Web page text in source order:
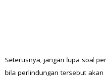
Seterusnya, jangan lupa soal
bila perlindungan tersebut akan